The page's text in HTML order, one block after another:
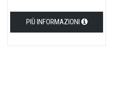
PIÙ INFORMAZIONI